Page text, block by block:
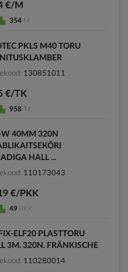
€/M
354 M
PKLS M40 TORU
130851011
€/TK
958 TK
W 40MM 320N
HALL ...
110173043
€/PKK
49 PKK
ELF20 PLASTTORU
3M. 320N. FRÄNKISCHE
110280014